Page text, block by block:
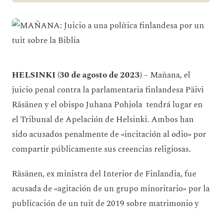
HELSINKI (30 de agosto de 2023)– Mañana, el
juicio penal contra la parlamentaria finlandesa Päivi
Räsänen y el obispo Juhana Pohjola tendrá lugar en
el Tribunal de Apelación de Helsinki. Ambos han
sido acusados penalmente de «incitación al odio» por
compartir públicamente sus creencias religiosas.
Räsänen, ex ministra del Interior de Finlandia, fue
acusada de «agitación de un grupo minoritario» por la
publicación de un tuit de 2019 sobre matrimonio y